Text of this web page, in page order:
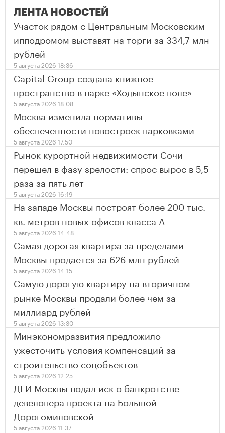
ЛЕНТА НОВОСТЕЙ
Участок рядом с Центральным Московским
ипподромом выставят на торги за 334,7 млн
рублей
5 августа 2026 18:36
Capital Group создала книжное
пространство в парке «Ходынское поле»
5 августа 2026 18:08
Москва изменила нормативы
обеспеченности новостроек парковками
5 августа 2026 17:50
Рынок курортной недвижимости Сочи
перешел в фазу зрелости: спрос вырос в 5,5
раза за пять лет
5 августа 2026 16:19
На западе Москвы построят более 200 тыс.
кв. метров новых офисов класса А
5 августа 2026 14:48
Самая дорогая квартира за пределами
Москвы продается за 626 млн рублей
5 августа 2026 14:15
Самую дорогую квартиру на вторичном
рынке Москвы продали более чем за
миллиард рублей
5 августа 2026 13:30
Минэкономразвития предложило
ужесточить условия компенсаций за
строительство соцобъектов
5 августа 2026 12:25
ДГИ Москвы подал иск о банкротстве
девелопера проекта на Большой
Дорогомиловской
5 августа 2026 11:37